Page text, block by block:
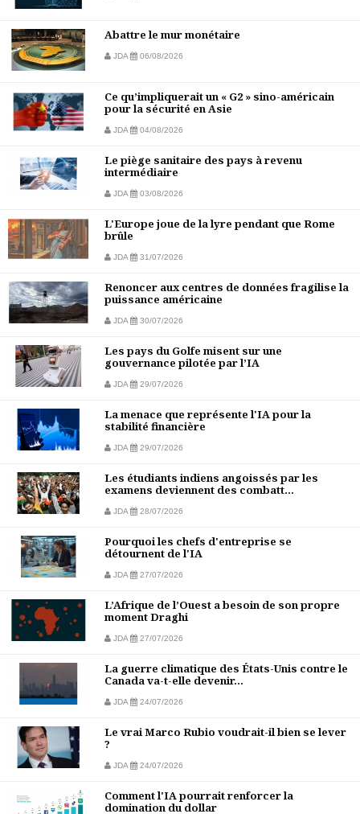
Abattre le mur monétaire
JDA 06/08/2026
Ce qu’impliquerait un « G2 » sino-américain
pour la sécurité en Asie
JDA 04/08/2026
Le piège sanitaire des pays à revenu
intermédiaire
JDA 03/08/2026
L'Europe joue de la lyre pendant que Rome
brûle
JDA 31/07/2026
Renoncer aux centres de données fragilise la
puissance américaine
JDA 30/07/2026
Les pays du Golfe misent sur une
gouvernance pilotée par l’IA
JDA 29/07/2026
La menace que représente l'IA pour la
stabilité financière
JDA 29/07/2026
Les étudiants indiens angoissés par les
examens deviennent des combatt...
JDA 28/07/2026
Pourquoi les chefs d'entreprise se
détournent de l'IA
JDA 27/07/2026
L’Afrique de l’Ouest a besoin de son propre
moment Draghi
JDA 27/07/2026
La guerre climatique des États-Unis contre le
Canada va-t-elle devenir...
JDA 24/07/2026
Le vrai Marco Rubio voudrait-il bien se lever
?
JDA 24/07/2026
Comment l'IA pourrait renforcer la
domination du dollar